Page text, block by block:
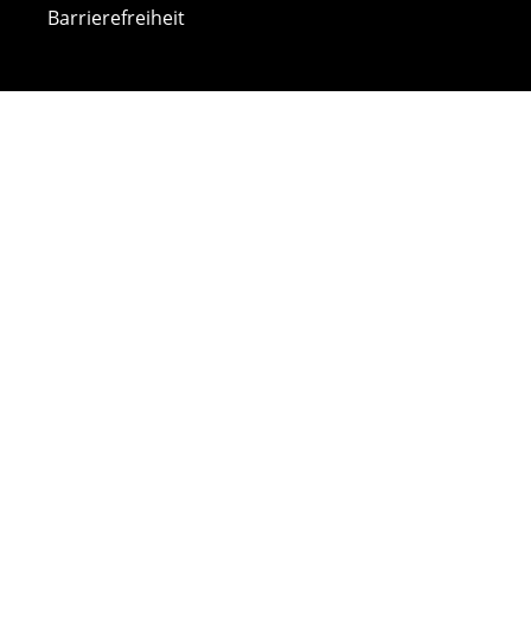
Barrierefreiheit